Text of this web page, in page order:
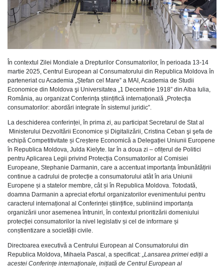
În contextul Zilei Mondiale a Drepturilor Consumatorilor, în perioada 13-14
martie 2025, Centrul European al Consumatorului din Republica Moldova în
parteneriat cu Academia „Ștefan cel Mare” a MAI, Academia de Studii
Economice din Moldova şi Universitatea „1 Decembrie 1918” din Alba Iulia,
România, au organizat Conferința științifică internațională „Protecția
consumatorilor: abordări integrate în sistemul juridic”.
La deschiderea conferinței, în prima zi, au participat Secretarul de Stat al
Ministerului Dezvoltării Economice și Digitalizării, Cristina Ceban şi şefa de
echipă Competitivitate și Creștere Economică a Delegației Uniunii Europene
în Republica Moldova, Julda Kielyte. Iar în a doua zi – ofițerul de Politici
pentru Aplicarea Legii privind Protecția Consumatorilor al Comisiei
Europeane, Stephanie Darmanin, care a accentuat importanța îmbunătățirii
continue a cadrului de protecție a consumatorului atât în aria Uniunii
Europene și a statelor membre, cât și în Republica Moldova. Totodată,
doamna Darmanin a apreciat efortul organizatorilor evenimentului pentru
caracterul internațional al Conferinței științifice, subliniind importanța
organizării unor asemenea întruniri, în contextul prioritizării domeniului
protecției consumatorilor la nivel legislativ și cel de informare și
conștientizare a societății civile.
Directoarea executivă a Centrului European al Consumatorului din
Republica Moldova, Mihaela Pascal, a specificat: „Lansarea primei ediții a
acestei Conferințe internaționale, inițiată de Centrul European al